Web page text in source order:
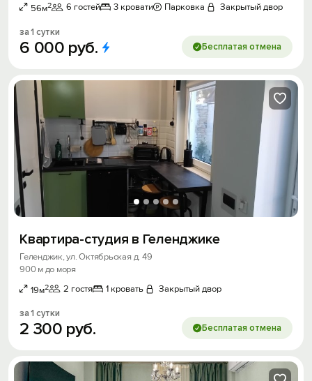
56м2 6 гостей 3 кровати Парковка Закрытый двор
за 1 сутки
6 000 руб. Бесплатая отмена
Квартира-студия в Геленджике
Геленджик, ул. Октябрьская д. 49
900 м до моря
19м2 2 гостя 1 кровать Закрытый двор
за 1 сутки
2 300 руб. Бесплатая отмена